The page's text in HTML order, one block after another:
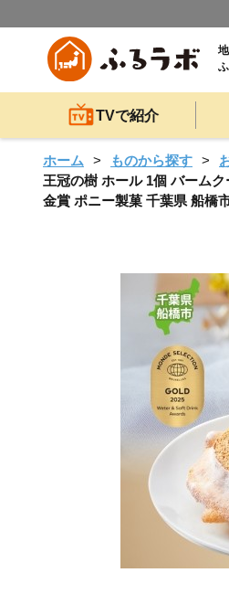
TVで紹介
ホーム ものから探す
王冠の樹 ホール 1個 バーム
金賞 ポニー製菓 千葉県 船橋